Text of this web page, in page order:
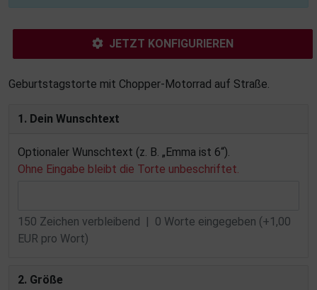
JETZT KONFIGURIEREN
Geburtstagstorte mit Chopper-Motorrad auf Straße.
1. Dein Wunschtext
Optionaler Wunschtext (z. B. „Emma ist 6“).
Ohne Eingabe bleibt die Torte unbeschriftet.
150 Zeichen verbleibend | 0 Worte eingegeben (+1,00
EUR pro Wort)
2. Größe